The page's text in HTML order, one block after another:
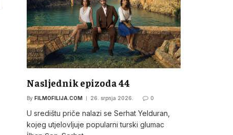
Nasljednik epizoda 44
By FILMOFILIJA.COM 26. srpnja 2026. 0
U središtu priče nalazi se Serhat Yelduran,
kojeg utjelovljuje popularni turski glumac